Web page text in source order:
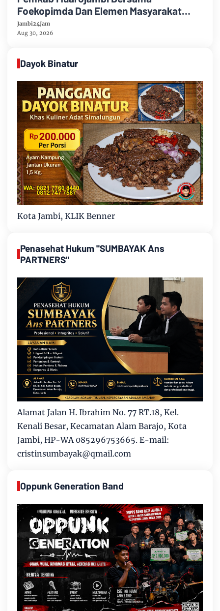
Foekopimda Dan Elemen Masyarakat
Menyatakan Sikap Dengan Tegas Tolak
Keberadaan Geng Motor
Jambi24Jam
Aug 30, 2026
Dayok Binatur
Kota Jambi, KLIK Benner
Penasehat Hukum "SUMBAYAK Ans
PARTNERS"
Alamat Jalan H. Ibrahim No. 77 RT.18, Kel.
Kenali Besar, Kecamatan Alam Barajo, Kota
Jambi, HP-WA 085296753665. E-mail:
cristinsumbayak@qmail.com
Oppunk Generation Band